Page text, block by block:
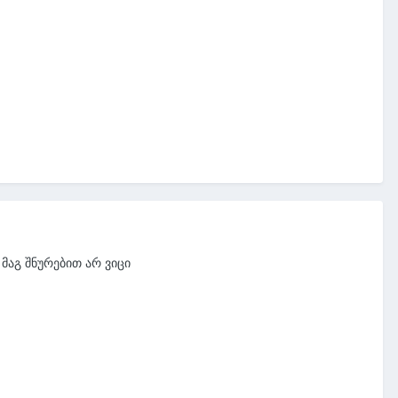
შნურებით არ ვიცი